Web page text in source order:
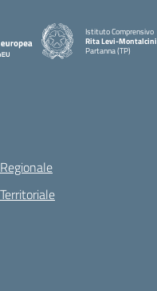
Istituto Comprensivo
Rita Levi-Montalcini
Partanna (TP)